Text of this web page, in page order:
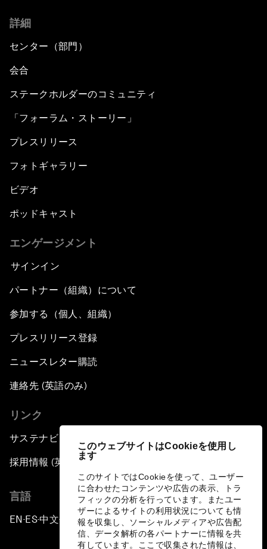
このウェブサイトはCookieを使用し
ます
このサイトではCookieを使って、ユーザー
に合わせたコンテンツや広告の表示、トラ
フィックの分析を行っています。またユー
ザーによるサイトの利用状況についても情
報を収集し、ソーシャルメディアや広告配
信、データ解析の各パートナーに情報を共
有しています。ここで収集された情報は、
詳細
センター（部門）
会合
ステークホルダーのコミュニティ
「フォーラム・ストーリー」
プレスリリース
フォトギャラリー
ビデオ
ポッドキャスト
エンゲージメント
サインイン
パートナー（組織）について
参加する（個人、組織）
プレスリリース登録
ニュースレター購読
連絡先 (英語のみ)
リンク
サステナビリティへの取り組み
採用情報 (英語のみ)
言語
EN ▪ES▪中文▪ 日本語